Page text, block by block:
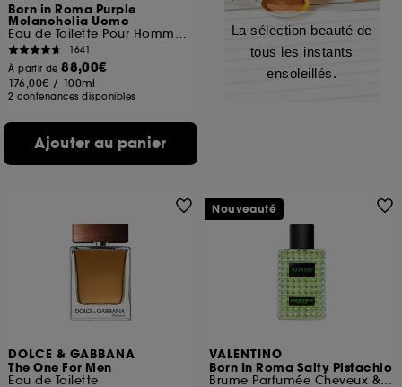
Born in Roma Purple
Melancholia Uomo
Eau de Toilette Pour Homme Ambrée Boisée
1641
À partir de88,00€
176,00€ / 100ml
2 contenances disponibles
Ajouter au panier
La sélection beauté de
tous les instants
ensoleillés.
DOLCE & GABBANA
The One For Men
Eau de Toilette
VALENTINO
Born In Roma Salty Pistachio
Brume Parfumée Cheveux & Corps
Nouveauté